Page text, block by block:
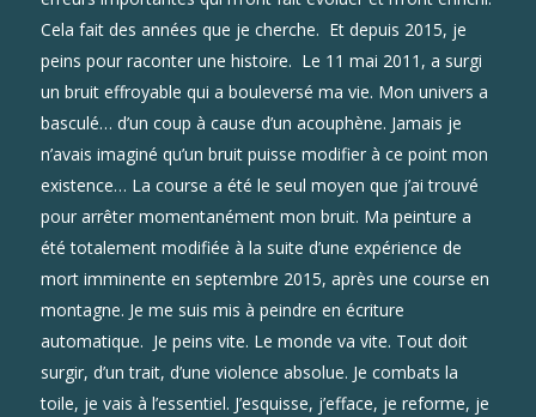
Cela fait des années que je cherche. Et depuis 2015, je
peins pour raconter une histoire. Le 11 mai 2011, a surgi
un bruit effroyable qui a bouleversé ma vie. Mon univers a
basculé… d’un coup à cause d’un acouphène. Jamais je
n’avais imaginé qu’un bruit puisse modifier à ce point mon
existence… La course a été le seul moyen que j’ai trouvé
pour arrêter momentanément mon bruit. Ma peinture a
été totalement modifiée à la suite d’une expérience de
mort imminente en septembre 2015, après une course en
montagne. Je me suis mis à peindre en écriture
automatique. Je peins vite. Le monde va vite. Tout doit
surgir, d’un trait, d’une violence absolue. Je combats la
toile, je vais à l’essentiel. J’esquisse, j’efface, je reforme, je